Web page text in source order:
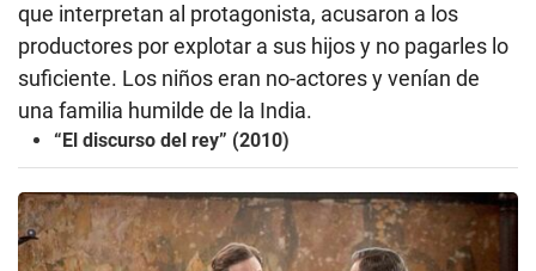
que interpretan al protagonista, acusaron a los
productores por explotar a sus hijos y no pagarles lo
suficiente. Los niños eran no-actores y venían de
una familia humilde de la India.
“El discurso del rey” (2010)